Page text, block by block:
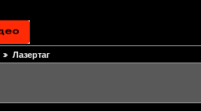
Лазертаг